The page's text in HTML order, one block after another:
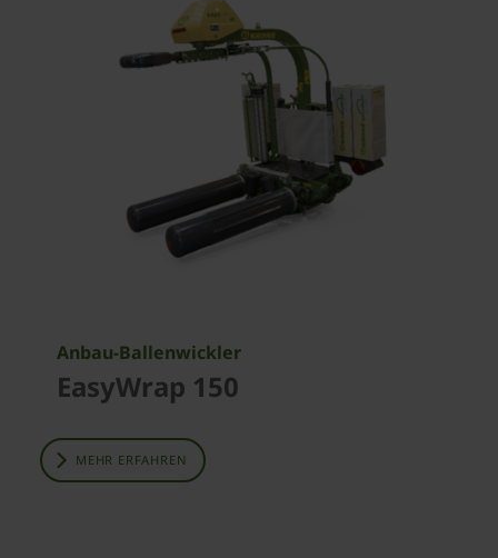
Anbau-Ballenwickler
EasyWrap 150
MEHR ERFAHREN